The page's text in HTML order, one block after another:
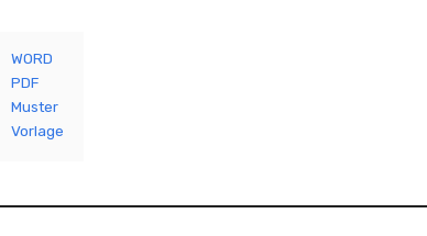
WORD
PDF
Muster
Vorlage